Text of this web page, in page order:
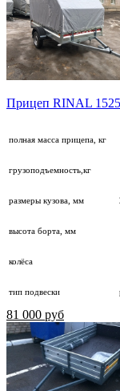
Прицеп RINAL 1525
полная масса прицепа, кг
грузоподъемность,кг
размеры кузова, мм
высота борта, мм
колёса
тип подвески
81 000 руб